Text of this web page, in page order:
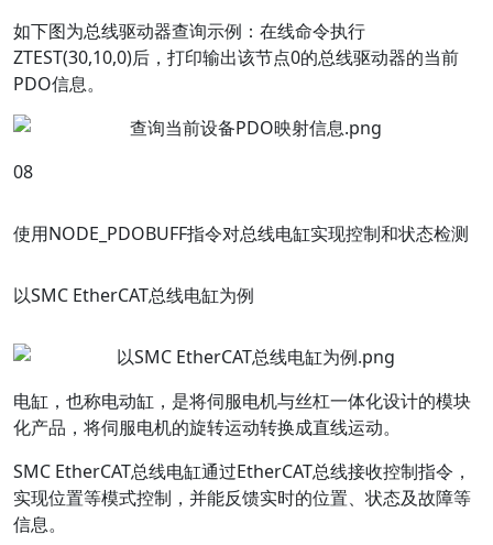
如下图为总线驱动器查询示例：在线命令执行
ZTEST(30,10,0)后，打印输出该节点0的总线驱动器的当前
PDO信息。
08
使用NODE_PDOBUFF指令对总线电缸实现控制和状态检测
以SMC EtherCAT总线电缸为例
电缸，也称电动缸，是将伺服电机与丝杠一体化设计的模块
化产品，将伺服电机的旋转运动转换成直线运动。
SMC EtherCAT总线电缸通过EtherCAT总线接收控制指令，
实现位置等模式控制，并能反馈实时的位置、状态及故障等
信息。